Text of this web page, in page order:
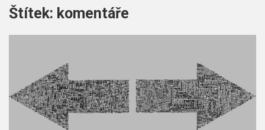
Štítek: komentáře